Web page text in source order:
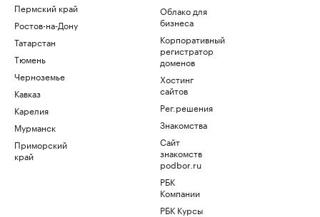
Пермский край
Ростов-на-Дону
Татарстан
Тюмень
Черноземье
Кавказ
Карелия
Мурманск
Приморский
край
Облако для
бизнеса
Корпоративный
регистратор
доменов
Хостинг
сайтов
Рег.решения
Знакомства
Сайт
знакомств
podbor.ru
РБК
Компании
РБК Курсы